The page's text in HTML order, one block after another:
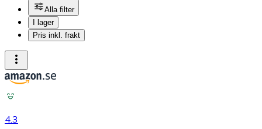
Alla filter
I lager
Pris inkl. frakt
4.3